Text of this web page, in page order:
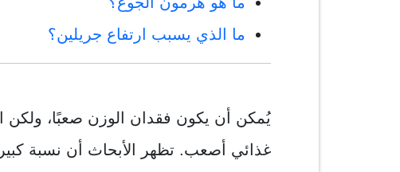
ما الذي يسبب ارتفاع جريلين؟
يُمكن أن يكون فقدان الوزن صعبًا، ولكن
غذائي أصعب. تظهر الأبحاث أن نسبة